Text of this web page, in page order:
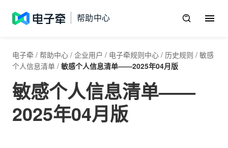
帮助中心
电子牵 / 帮助中心 / 企业用户 / 电子牵规则中心 / 历史规则 / 敏感
个人信息清单 / 敏感个人信息清单——2025年04月版
敏感个人信息清单——
2025年04月版